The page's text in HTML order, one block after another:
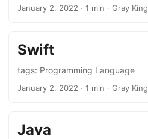
January 2, 2022 · 1 min · Gray King
Swift
tags: Programming Language
January 2, 2022 · 1 min · Gray King
Java